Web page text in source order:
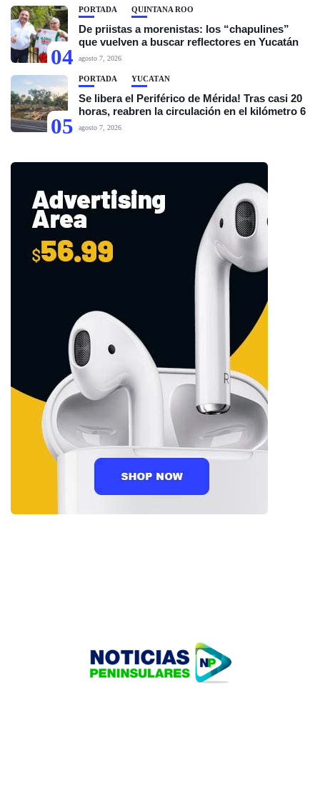
04
PORTADA QUINTANA ROO
De priistas a morenistas: los “chapulines”
que vuelven a buscar reflectores en Yucatán
agosto 7, 2026
05
PORTADA YUCATÁN
Se libera el Periférico de Mérida! Tras casi 20
horas, reabren la circulación en el kilómetro 6
agosto 7, 2026